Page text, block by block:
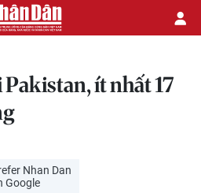
ít nhất 17
Nhan Dan
Google